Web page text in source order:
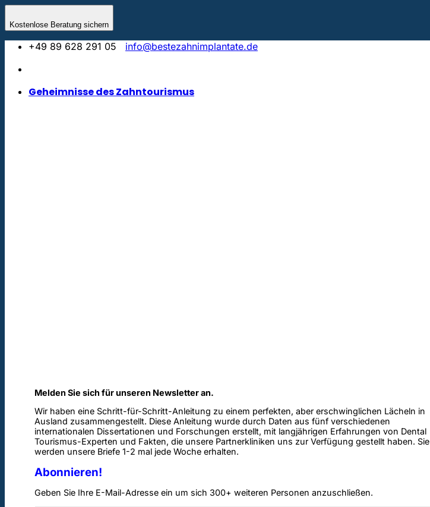
Kostenlose Beratung sichern
springen
+49 89 628 291 05
info@bestezahnimplantate.de
Geheimnisse des Zahntourismus
Melden Sie sich für unseren Newsletter an.
Wir haben eine Schritt-für-Schritt-Anleitung zu einem perfekten, aber erschwinglichen Lächeln in
Ausland zusammengestellt. Diese Anleitung wurde durch Daten aus fünf verschiedenen
internationalen Dissertationen und Forschungen erstellt, mit langjährigen Erfahrungen von Dental
Tourismus-Experten und Fakten, die unsere Partnerkliniken uns zur Verfügung gestellt haben. Sie
werden unsere Briefe 1-2 mal jede Woche erhalten.
Abonnieren!
Geben Sie Ihre E-Mail-Adresse ein um sich 300+ weiteren Personen anzuschließen.